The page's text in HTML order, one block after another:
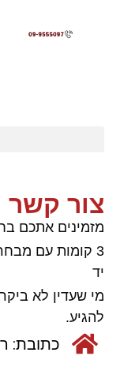
צור קשר
מזמינים אתכם
3 קומות עם
יד
מי שעדין לא
להגיע.
כתובת: רחוב בן